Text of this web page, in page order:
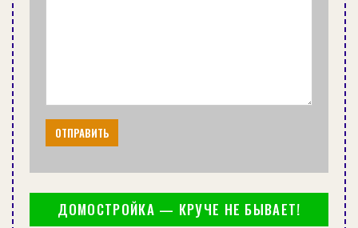
После разведения водой они должны иметь
густую консистенцию, их можно укладывать
толстым слоем (до 100 мм). Слой выравнивают
правилом, но получить идеально ровную
поверхность трудно.
Самовыравнивающиеся смеси
массы) предназначены для создания ровной
финишной поверхности, на которую уже можно
укладывать самые капризные напольные
покрытия, — чистовой стяжки. Их разводят
ДОМОСТРОЙКА — КРУЧЕ НЕ БЫВАЕТ!